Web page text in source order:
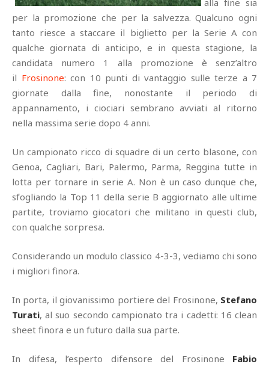
alla fine sia
per la promozione che per la salvezza. Qualcuno ogni
tanto riesce a staccare il biglietto per la Serie A con
qualche giornata di anticipo, e in questa stagione, la
candidata numero 1 alla promozione è senz’altro
il Frosinone: con 10 punti di vantaggio sulle terze a 7
giornate dalla fine, nonostante il periodo di
appannamento, i ciociari sembrano avviati al ritorno
nella massima serie dopo 4 anni.
Un campionato ricco di squadre di un certo blasone, con
Genoa, Cagliari, Bari, Palermo, Parma, Reggina tutte in
lotta per tornare in serie A. Non è un caso dunque che,
sfogliando la Top 11 della serie B aggiornato alle ultime
partite, troviamo giocatori che militano in questi club,
con qualche sorpresa.
Considerando un modulo classico 4-3-3, vediamo chi sono
i migliori finora.
In porta, il giovanissimo portiere del Frosinone, Stefano
Turati, al suo secondo campionato tra i cadetti: 16 clean
sheet finora e un futuro dalla sua parte.
In difesa, l’esperto difensore del Frosinone Fabio